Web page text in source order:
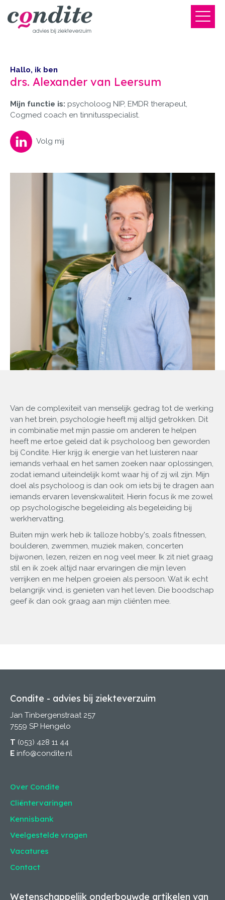
Hallo, ik ben
drs. Alexander van Leersum
Mijn functie is: psycholoog NIP, EMDR therapeut,
Cogmed coach en tinnitusspecialist.
Volg mij
Van de complexiteit van menselijk gedrag tot de werking
van het brein, psychologie heeft mij altijd getrokken. Dit
in combinatie met mijn passie om anderen te helpen
heeft me ertoe geleid dat ik psycholoog ben geworden
bij Condite. Hier krijg ik energie van het luisteren naar
iemands verhaal en het samen zoeken naar oplossingen,
zodat iemand uiteindelijk komt waar hij of zij wil zijn. Mijn
doel als psycholoog is dan ook om iets bij te dragen aan
iemands ervaren levenskwaliteit. Hierin focus ik me zowel
op psychologische begeleiding als begeleiding bij
werkhervatting.
Buiten mijn werk heb ik talloze hobby's, zoals fitnessen,
boulderen, zwemmen, muziek maken, concerten
bijwonen, lezen, reizen en nog veel meer. Ik zit niet graag
stil en ik zoek altijd naar ervaringen die mijn leven
verrijken en me helpen groeien als persoon. Wat ik echt
belangrijk vind, is genieten van het leven. Die boodschap
geef ik dan ook graag aan mijn cliënten mee.
Condite - advies bij ziekteverzuim
Jan Tinbergenstraat 257
7559 SP Hengelo
T (053) 428 11 44
E info@condite.nl
Over Condite
Cliëntervaringen
Kennisbank
Veelgestelde vragen
Vacatures
Contact
Wetenschappelijk onderbouwde artikelen van